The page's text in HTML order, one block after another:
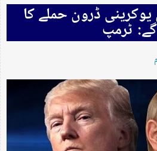
ڈرون حملے کا
ٹرمپ